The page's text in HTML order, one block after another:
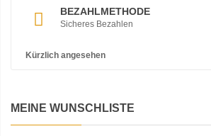
BEZAHLMETHODE
Sicheres Bezahlen
Kürzlich angesehen
MEINE WUNSCHLISTE